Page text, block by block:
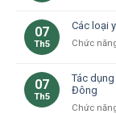
07
Th5
Các loại
Chức
07
Th5
Tác
Đông
Chức